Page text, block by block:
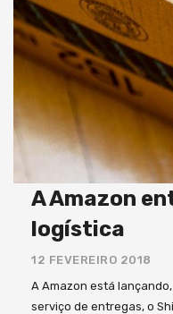
A Amazon
logística
12 FEVEREIRO 2018
A Amazon está
serviço de entregas, o